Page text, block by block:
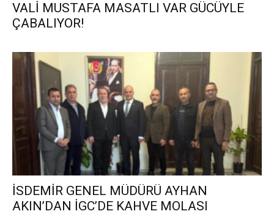
VALİ MUSTAFA MASATLI VAR GÜCÜYLE
ÇABALIYOR!
İSDEMİR GENEL MÜDÜRÜ AYHAN
AKIN’DAN İGC’DE KAHVE MOLASI